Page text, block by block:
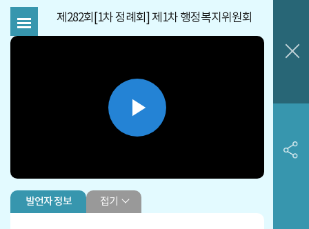
제282회[1차 정례회] 제1차 행정복지위원회
Play
Video
발언자 정보 접기